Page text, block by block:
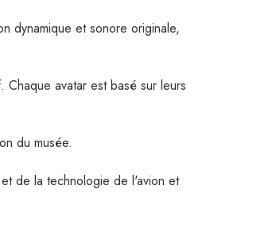
dynamique et sonore originale,
Chaque avatar est basé sur leurs
du musée.
et de la technologie de l'avion et